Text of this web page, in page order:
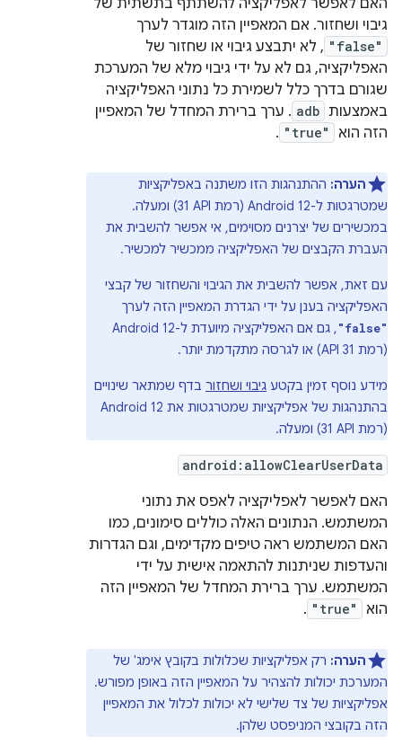
האם לאפשר לאפליקציה להשתתף בתשתית של
גיבוי ושחזור. אם המאפיין הזה מוגדר לערך
"false" , לא יתבצע גיבוי או שחזור של
האפליקציה, גם לא על ידי גיבוי מלא של המערכת
שגורם בדרך כלל לשמירת כל נתוני האפליקציה
באמצעות adb . ערך ברירת המחדל של המאפיין
הזה הוא
"true"
.
הערה: ההתנהגות הזו משתנה באפליקציות
שמטרגטות ל-Android 12 (רמת API ‏31) ומעלה.
במכשירים של יצרנים מסוימים, אי אפשר להשבית את
העברת הקבצים של האפליקציה ממכשיר למכשיר.
עם זאת, אפשר להשבית את הגיבוי והשחזור של קבצי
האפליקציה בענן על ידי הגדרת המאפיין הזה לערך
"false"
, גם אם האפליקציה מיועדת ל-Android 12
(רמת API 31) או לגרסה מתקדמת יותר.
מידע נוסף זמין בקטע גיבוי ושחזור בדף שמתאר שינויים
בהתנהגות של אפליקציות שמטרגטות את Android 12
(רמת API ‏31) ומעלה.
android:allowClearUserData
האם לאפשר לאפליקציה לאפס את נתוני
המשתמש. הנתונים האלה כוללים סימונים, כמו
האם המשתמש ראה טיפים מקדימים, וגם הגדרות
והעדפות שניתנות להתאמה אישית על ידי
המשתמש. ערך ברירת המחדל של המאפיין הזה
הוא
"true"
.
הערה: רק אפליקציות שכלולות בקובץ אימג' של
המערכת יכולות להצהיר על המאפיין הזה באופן מפורש.
אפליקציות של צד שלישי לא יכולות לכלול את המאפיין
הזה בקובצי המניפסט שלהן.